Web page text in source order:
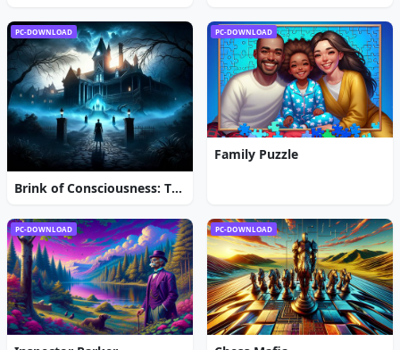
PC-DOWNLOAD
Brink of Consciousness: The Lonely Hearts Murders
PC-DOWNLOAD
Family Puzzle
PC-DOWNLOAD PC-DOWNLOAD